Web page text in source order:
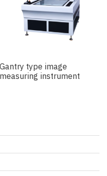
Gantry type image
measuring instrument